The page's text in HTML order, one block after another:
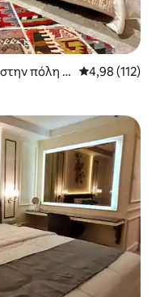
πόλη K Μέση
4,98 (112)